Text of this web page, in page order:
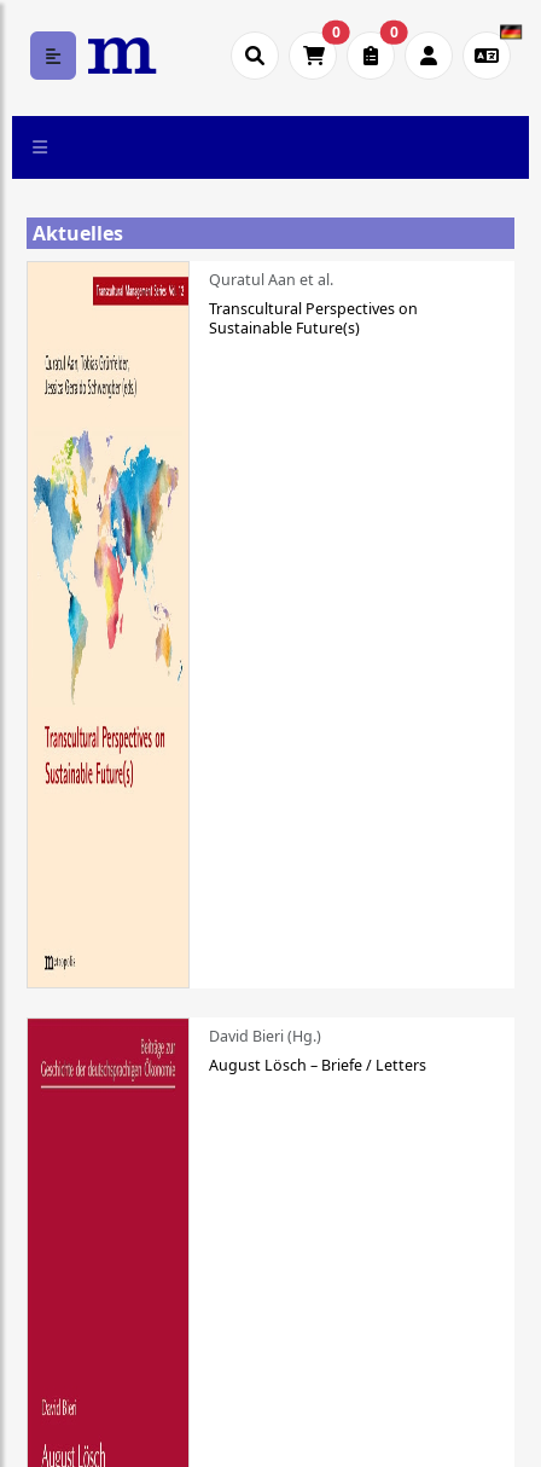
0 0
Aktuelles
Quratul Aan et al.
Transcultural Perspectives on
Sustainable Future(s)
David Bieri (Hg.)
August Lösch – Briefe / Letters